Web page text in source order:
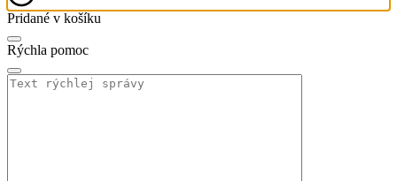
Pridané v košíku
Rýchla pomoc